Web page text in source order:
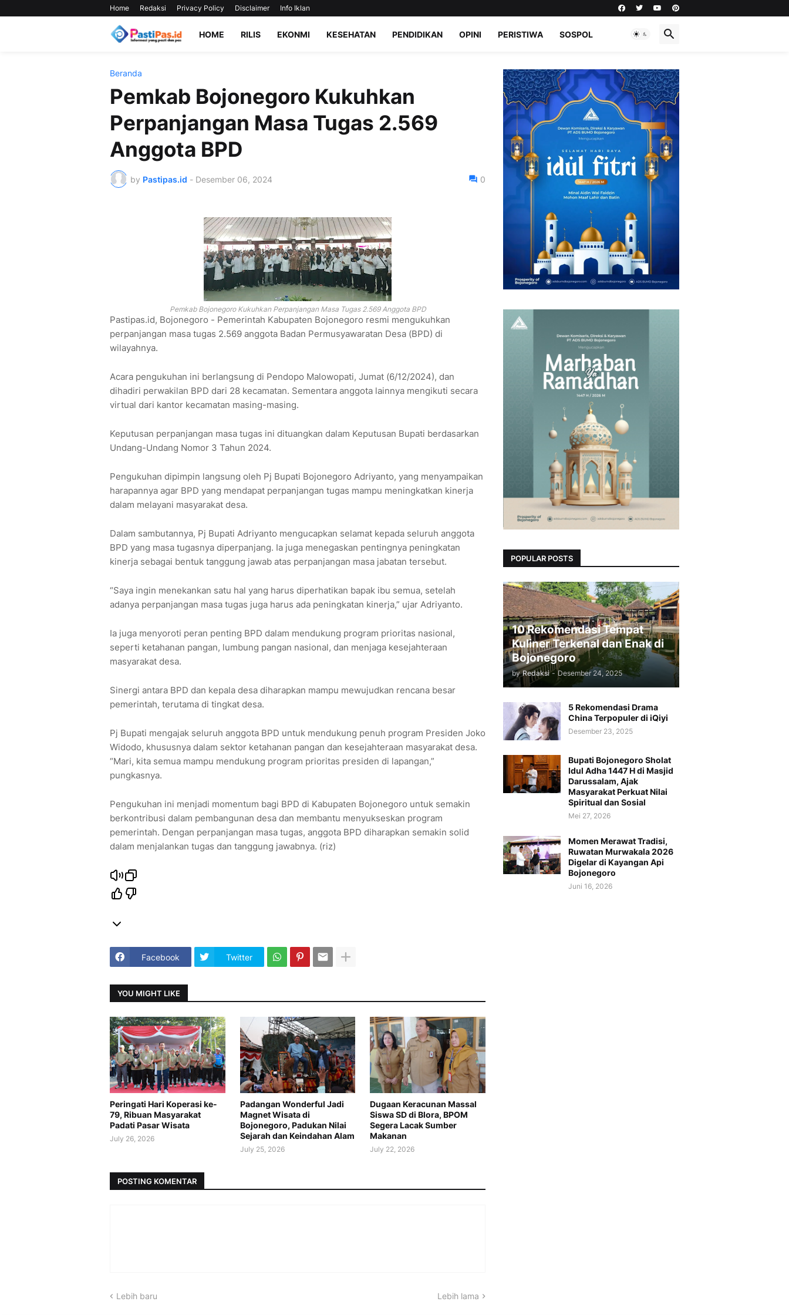
Home Redaksi Privacy Policy Disclaimer Info Iklan
HOME RILIS EKONMI KESEHATAN PENDIDIKAN OPINI PERISTIWA SOSPOL
Beranda
Pemkab Bojonegoro Kukuhkan
Perpanjangan Masa Tugas 2.569
Anggota BPD
by Pastipas.id - Desember 06, 2024 0
Pemkab Bojonegoro Kukuhkan Perpanjangan Masa Tugas 2.569 Anggota BPD
Pastipas.id, Bojonegoro - Pemerintah Kabupaten Bojonegoro resmi mengukuhkan
perpanjangan masa tugas 2.569 anggota Badan Permusyawaratan Desa (BPD) di
wilayahnya.
Acara pengukuhan ini berlangsung di Pendopo Malowopati, Jumat (6/12/2024), dan
dihadiri perwakilan BPD dari 28 kecamatan. Sementara anggota lainnya mengikuti secara
virtual dari kantor kecamatan masing-masing.
Keputusan perpanjangan masa tugas ini dituangkan dalam Keputusan Bupati berdasarkan
Undang-Undang Nomor 3 Tahun 2024.
Pengukuhan dipimpin langsung oleh Pj Bupati Bojonegoro Adriyanto, yang menyampaikan
harapannya agar BPD yang mendapat perpanjangan tugas mampu meningkatkan kinerja
dalam melayani masyarakat desa.
Dalam sambutannya, Pj Bupati Adriyanto mengucapkan selamat kepada seluruh anggota
BPD yang masa tugasnya diperpanjang. Ia juga menegaskan pentingnya peningkatan
kinerja sebagai bentuk tanggung jawab atas perpanjangan masa jabatan tersebut.
“Saya ingin menekankan satu hal yang harus diperhatikan bapak ibu semua, setelah
adanya perpanjangan masa tugas juga harus ada peningkatan kinerja,” ujar Adriyanto.
Ia juga menyoroti peran penting BPD dalam mendukung program prioritas nasional,
seperti ketahanan pangan, lumbung pangan nasional, dan menjaga kesejahteraan
masyarakat desa.
Sinergi antara BPD dan kepala desa diharapkan mampu mewujudkan rencana besar
pemerintah, terutama di tingkat desa.
Pj Bupati mengajak seluruh anggota BPD untuk mendukung penuh program Presiden Joko
Widodo, khususnya dalam sektor ketahanan pangan dan kesejahteraan masyarakat desa.
“Mari, kita semua mampu mendukung program prioritas presiden di lapangan,”
pungkasnya.
Pengukuhan ini menjadi momentum bagi BPD di Kabupaten Bojonegoro untuk semakin
berkontribusi dalam pembangunan desa dan membantu menyukseskan program
pemerintah. Dengan perpanjangan masa tugas, anggota BPD diharapkan semakin solid
dalam menjalankan tugas dan tanggung jawabnya. (riz)
Facebook Twitter
YOU MIGHT LIKE
Peringati Hari Koperasi ke-
79, Ribuan Masyarakat
Padati Pasar Wisata
July 26, 2026
Padangan Wonderful Jadi
Magnet Wisata di
Bojonegoro, Padukan Nilai
Sejarah dan Keindahan Alam
July 25, 2026
Dugaan Keracunan Massal
Siswa SD di Blora, BPOM
Segera Lacak Sumber
Makanan
July 22, 2026
POSTING KOMENTAR
Lebih baru Lebih lama
POPULAR POSTS
10 Rekomendasi Tempat
Kuliner Terkenal dan Enak di
Bojonegoro
by Redaksi - Desember 24, 2025
5 Rekomendasi Drama
China Terpopuler di iQiyi
Desember 23, 2025
Bupati Bojonegoro Sholat
Idul Adha 1447 H di Masjid
Darussalam, Ajak
Masyarakat Perkuat Nilai
Spiritual dan Sosial
Mei 27, 2026
Momen Merawat Tradisi,
Ruwatan Murwakala 2026
Digelar di Kayangan Api
Bojonegoro
Juni 16, 2026